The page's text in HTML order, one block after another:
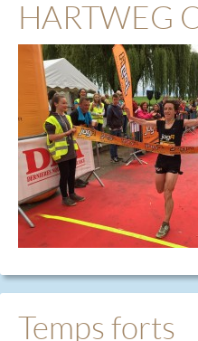
HARTWEG
Temps forts